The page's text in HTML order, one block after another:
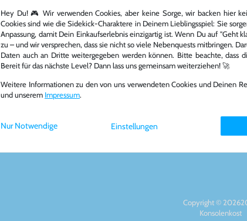
Kontakt
Konsolenkost GmbH
Plauener Str. 163-165
13053 Berlin, DE
Tel: +49 30 - 609886894
www.konsolenkost.de
Über das
Über uns
Nachhaltigkeit
Partnerprogramm
Copyright ©
Konsolenkost
Hey Du! 🎮 Wir verwenden Cookies, aber keine Sorge, wir backen hier
Cookies sind wie die Sidekick-Charaktere in Deinem Lieblingsspiel: Sie
Anpassung, damit Dein Einkaufserlebnis einzigartig ist. Wenn Du auf "Geht
zu – und wir versprechen, dass sie nicht so viele Nebenquests mitbringen.
Daten auch an Dritte weitergegeben werden können. Bitte beachte, dass
Bereit für das nächste Level? Dann lass uns gemeinsam weiterziehen! 🚀
Weitere Informationen zu den von uns verwendeten Cookies und Deinen
und unserem Impressum.
Einstellungen
Nur Notwendige